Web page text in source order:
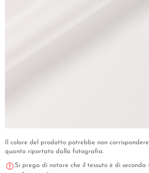
Il colore del prodotto potrebbe non
quanto riportato dalla fotografia.
Si prega di notare che il tessuto è di seconda